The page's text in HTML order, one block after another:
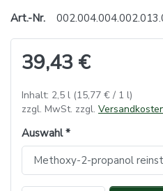
Art.-Nr.
39,43 €
Inhalt: 2,5 l (15,77 € / 1 l)
zzgl. MwSt. zzgl.
Auswahl